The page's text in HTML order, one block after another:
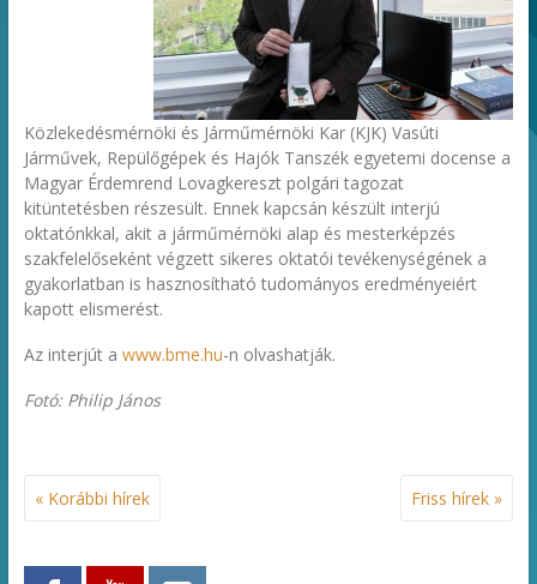
Közlekedésmérnöki és Járműmérnöki Kar (KJK) Vasúti
Járművek, Repülőgépek és Hajók Tanszék egyetemi docense a
Magyar Érdemrend Lovagkereszt polgári tagozat
kitüntetésben részesült. Ennek kapcsán készült interjú
oktatónkkal, akit a járműmérnöki alap és mesterképzés
szakfelelőseként végzett sikeres oktatói tevékenységének a
gyakorlatban is hasznosítható tudományos eredményeiért
kapott elismerést.
Az interjút a www.bme.hu-n olvashatják.
Fotó: Philip János
« Korábbi hírek Friss hírek »